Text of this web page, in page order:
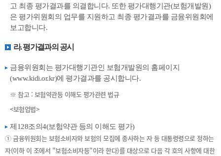
고 최종 평가결과를 의결합니다. 또한 평가대행기관(보험개발원)
은 평가위원회의 업무를 지원하고 최종 평가결과를 금융위원회에
보고합니다.
라. 평가결과의 공시
금융위원회는 평가대행기관인 보험개발원의 홈페이지
(www.kidi.or.kr)에 평가결과를 공시합니다.
※ 참고 : 보험약관등 이해도 평가관련 법규
<보험업법>
제128조의4(보험약관 등의 이해도 평가)
① 금융위원회는 보험소비자와 보험의 모집에 종사하는 자 등 대통령령으로 정하는
자(이하 이 조에서 "보험소비자등"이라 한다)를 대상으로 다음 각 호의 사항에 대한